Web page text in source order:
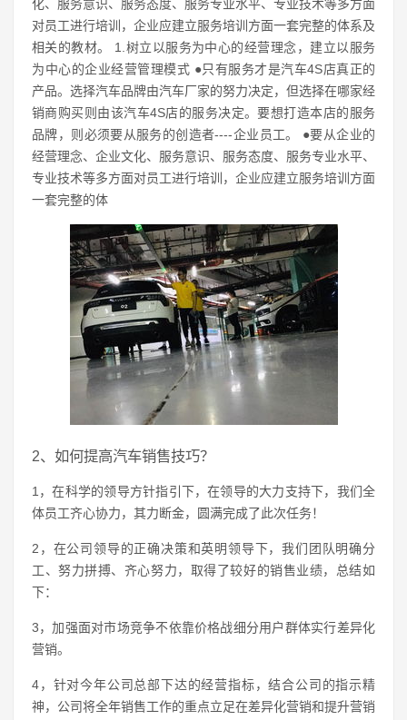
化、服务意识、服务态度、服务专业水平、专业技术等多方面
对员工进行培训，企业应建立服务培训方面一套完整的体系及
相关的教材。 1.树立以服务为中心的经营理念，建立以服务
为中心的企业经营管理模式 ●只有服务才是汽车4S店真正的
产品。选择汽车品牌由汽车厂家的努力决定，但选择在哪家经
销商购买则由该汽车4S店的服务决定。要想打造本店的服务
品牌，则必须要从服务的创造者----企业员工。 ●要从企业的
经营理念、企业文化、服务意识、服务态度、服务专业水平、
专业技术等多方面对员工进行培训，企业应建立服务培训方面
一套完整的体
2、如何提高汽车销售技巧？
1，在科学的领导方针指引下，在领导的大力支持下，我们全
体员工齐心协力，其力断金，圆满完成了此次任务！
2，在公司领导的正确决策和英明领导下，我们团队明确分
工、努力拼搏、齐心努力，取得了较好的销售业绩，总结如
下：
3，加强面对市场竞争不依靠价格战细分用户群体实行差异化
营销。
4，针对今年公司总部下达的经营指标，结合公司的指示精
神，公司将全年销售工作的重点立足在差异化营销和提升营销